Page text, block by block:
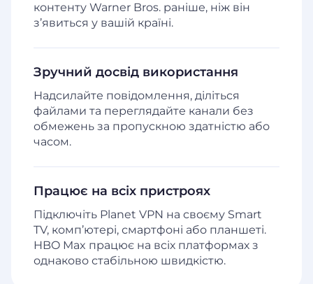
контенту Warner Bros. раніше, ніж він
з’явиться у вашій країні.
Зручний досвід використання
Надсилайте повідомлення, діліться
файлами та переглядайте канали без
обмежень за пропускною здатністю або
часом.
Працює на всіх пристроях
Підключіть Planet VPN на своєму Smart
TV, комп’ютері, смартфоні або планшеті.
HBO Max працює на всіх платформах з
однаково стабільною швидкістю.